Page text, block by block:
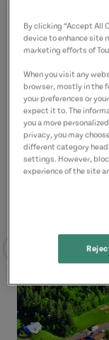
9029632440
By clicking “Accept All
device to enhance site
marketing efforts of
When you visit any
browser, mostly in the
your preferences or
expect it to. The
you a more
privacy, you may
different category
settings. However,
experience of the site